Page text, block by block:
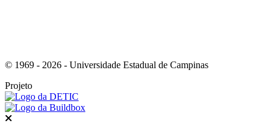
© 1969 - 2026 - Universidade Estadual de Campinas
Projeto